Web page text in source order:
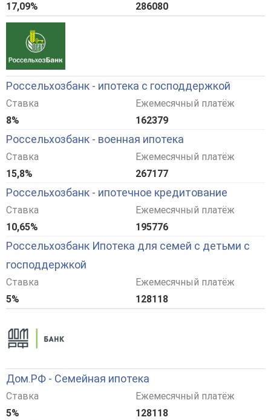
17,09%
286080
Россельхозбанк - ипотека с господдержкой
Ставка
8%
Ежемесячный платёж
162379
Россельхозбанк - военная ипотека
Ставка
15,8%
Ежемесячный платёж
267177
Россельхозбанк - ипотечное кредитование
Ставка
10,65%
Ежемесячный платёж
195776
Россельхозбанк Ипотека для семей с детьми с
господдержкой
Ставка
5%
Ежемесячный платёж
128118
Дом.РФ - Семейная ипотека
Ставка
5%
Ежемесячный платёж
128118